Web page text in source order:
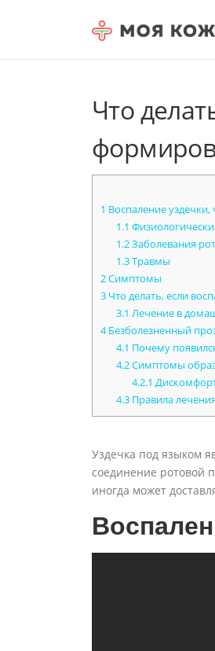
Что
1 Воспаление уздечки,
1.1
1.2Заболевания
1.3Травмы
2Симптомы
3 Что делать, если
3.1 Лечение в
4Безболезненный
4.1 Почему
4.2Симптомы
4.2.1
4.3Правила
Уздечка под языком
соединение ротовой
иногда может